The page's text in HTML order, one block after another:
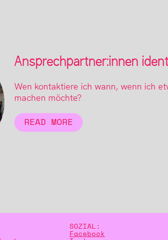
Ansprechpartner:innen
Wen kontaktiere ich wann, wenn ich
machen möchte?
READ MORE
SOZIAL:
Facebook